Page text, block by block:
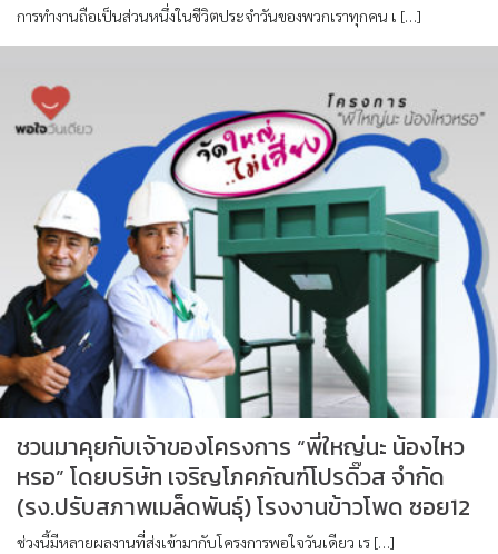
การทำงานถือเป็นส่วนหนึ่งในชีวิตประจำวันของพวกเราทุกคน เ […]
ชวนมาคุยกับเจ้าของโครงการ “พี่ใหญ่นะ น้องไหว
หรอ” โดยบริษัท เจริญโภคภัณฑ์โปรดิ๊วส จำกัด
(รง.ปรับสภาพเมล็ดพันธุ์) โรงงานข้าวโพด ซอย12
ช่วงนี้มีหลายผลงานที่ส่งเข้ามากับโครงการพอใจวันเดียว เร […]